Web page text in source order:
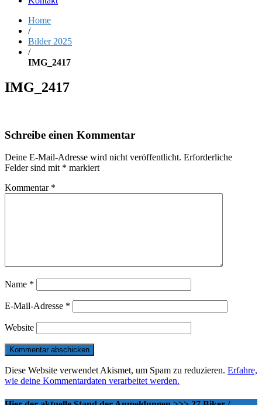
Home
/
Bilder 2025
/
IMG_2417
IMG_2417
Schreibe einen Kommentar
Deine E-Mail-Adresse wird nicht veröffentlicht. Erforderliche
Felder sind mit * markiert
Kommentar *
Name *
E-Mail-Adresse *
Website
Diese Website verwendet Akismet, um Spam zu reduzieren. Erfahre,
wie deine Kommentardaten verarbeitet werden.